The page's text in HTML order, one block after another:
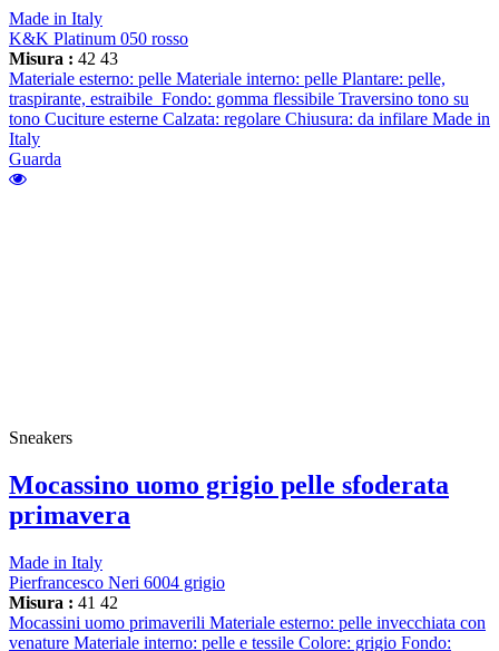
Made in Italy
K&K Platinum 050 rosso
Misura : 42 43
Materiale esterno: pelle Materiale interno: pelle Plantare: pelle,
traspirante, estraibile Fondo: gomma flessibile Traversino tono su
tono Cuciture esterne Calzata: regolare Chiusura: da infilare Made in
Italy
Guarda
Sneakers
Mocassino uomo grigio pelle sfoderata
primavera
Made in Italy
Pierfrancesco Neri 6004 grigio
Misura : 41 42
Mocassini uomo primaverili Materiale esterno: pelle invecchiata con
venature Materiale interno: pelle e tessile Colore: grigio Fondo: